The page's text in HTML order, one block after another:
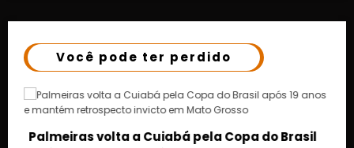
Você pode ter perdido
Brasil